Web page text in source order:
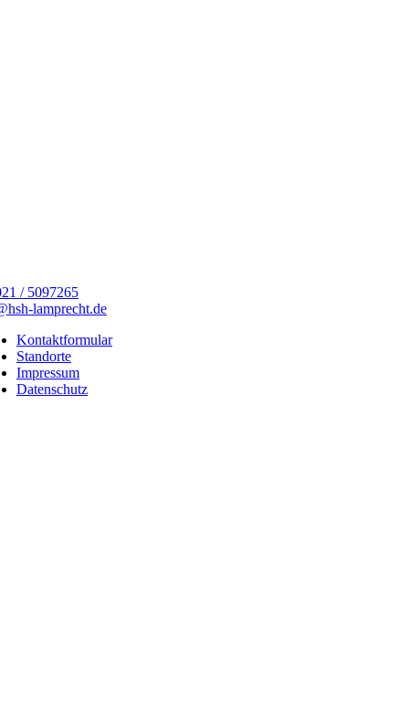
/ 5097265
lamprecht.de
Kontaktformular
Standorte
Impressum
Datenschutz